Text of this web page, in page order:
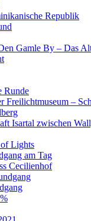
Republik
Gamle By – Das
Runde
Freilichtmuseum –
Isartal zwischen
Lights
am Tag
Cecilienhof